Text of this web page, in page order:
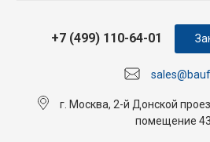
+7 (499) 110-64-01
г. Москва, 2-й Донской
помещение